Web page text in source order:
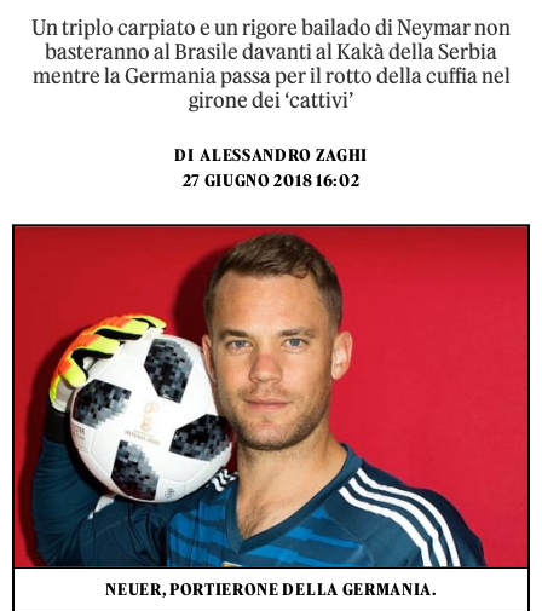
Un triplo carpiato e un rigore bailado di Neymar non
basteranno al Brasile davanti al Kakà della Serbia
mentre la Germania passa per il rotto della cuffia nel
girone dei ‘cattivi’
DI ALESSANDRO ZAGHI
27 GIUGNO 2018 16:02
NEUER, PORTIERONE DELLA GERMANIA.